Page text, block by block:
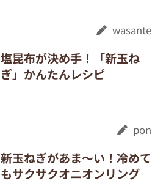
wasante
塩昆布が決め手！「新玉ね
ぎ」かんたんレシピ
pon
新玉ねぎがあま～い！冷めて
もサクサクオニオンリング